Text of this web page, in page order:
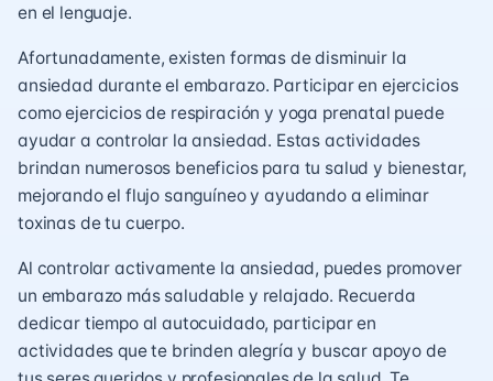
en el lenguaje.
Afortunadamente, existen formas de disminuir la
ansiedad durante el embarazo. Participar en ejercicios
como ejercicios de respiración y yoga prenatal puede
ayudar a controlar la ansiedad. Estas actividades
brindan numerosos beneficios para tu salud y bienestar,
mejorando el flujo sanguíneo y ayudando a eliminar
toxinas de tu cuerpo.
Al controlar activamente la ansiedad, puedes promover
un embarazo más saludable y relajado. Recuerda
dedicar tiempo al autocuidado, participar en
actividades que te brinden alegría y buscar apoyo de